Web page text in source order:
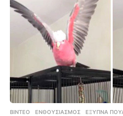
ΒΊΝΤΕΟ ΕΝΘΟΥΣΙΑΣΜΌΣ ,ΈΞΥΠΝΑ